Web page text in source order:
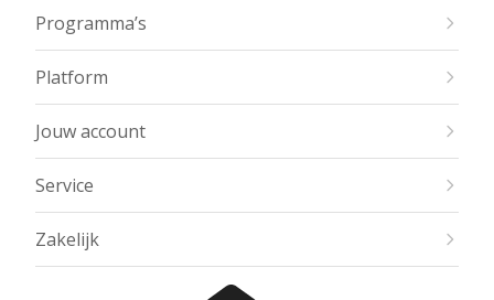
Programma’s
Platform
Jouw account
Service
Zakelijk